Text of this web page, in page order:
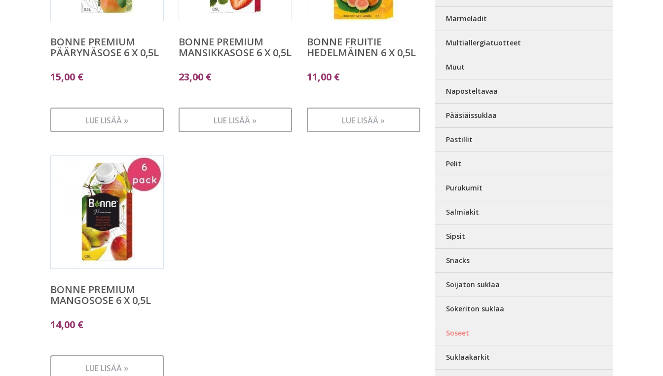
BONNE PREMIUM
PÄÄRYNÄSOSE 6 X 0,5L
15,00 €
LUE LISÄÄ »
BONNE PREMIUM
MANSIKKASOSE 6 X 0,5L
23,00 €
LUE LISÄÄ »
BONNE FRUITIE
HEDELMÄINEN 6 X 0,5L
11,00 €
LUE LISÄÄ »
BONNE PREMIUM
MANGOSOSE 6 X 0,5L
14,00 €
LUE LISÄÄ »
Marmeladit
Multiallergiatuotteet
Muut
Naposteltavaa
Pääsiäissuklaa
Pastillit
Pelit
Purukumit
Salmiakit
Sipsit
Snacks
Soijaton suklaa
Sokeriton suklaa
Soseet
Suklaakarkit